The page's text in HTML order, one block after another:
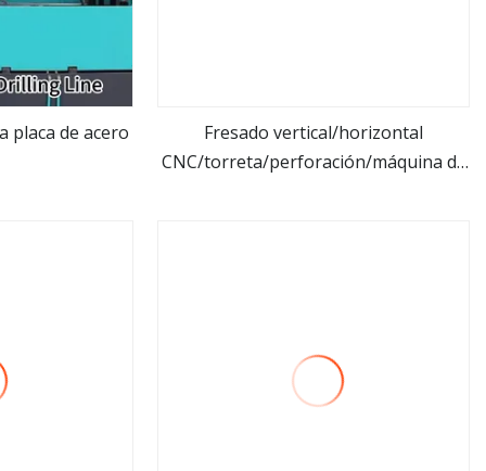
placa de acero
ver más
Fresado vertical/horizontal
CNC/torreta/perforación/máquina de